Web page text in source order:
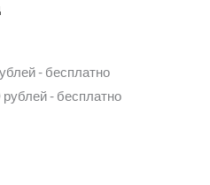
- бесплатно
- бесплатно